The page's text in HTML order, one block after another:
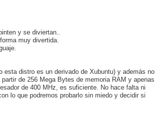
y se diviertan..
muy divertida.
esta distro es un derivado de Xubuntu) y además no
de 256 Mega Bytes de memoria RAM y apenas
de 400 MHz, es suficiente. No hace falta ni
con lo que podremos probarlo sin miedo y decidir si